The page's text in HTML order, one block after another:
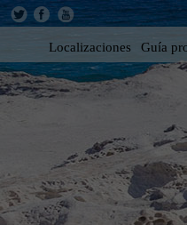
Localizaciones Guía